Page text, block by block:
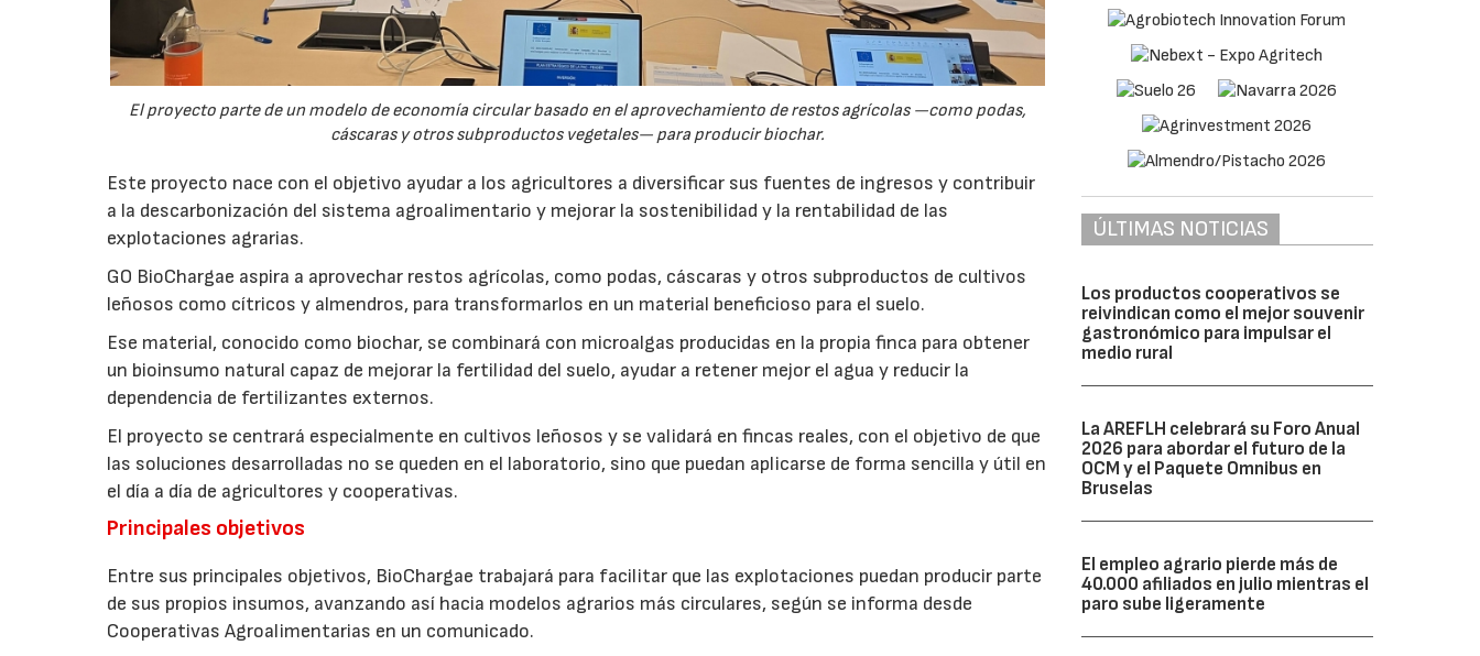
El proyecto parte de un modelo de economía circular basado en el aprovechamiento de restos agrícolas —como podas,
cáscaras y otros subproductos vegetales— para producir biochar.
Este proyecto nace con el objetivo ayudar a los agricultores a diversificar sus fuentes de ingresos y contribuir
a la descarbonización del sistema agroalimentario y mejorar la sostenibilidad y la rentabilidad de las
explotaciones agrarias.
GO BioChargae aspira a aprovechar restos agrícolas, como podas, cáscaras y otros subproductos de cultivos
leñosos como cítricos y almendros, para transformarlos en un material beneficioso para el suelo.
Ese material, conocido como biochar, se combinará con microalgas producidas en la propia finca para obtener
un bioinsumo natural capaz de mejorar la fertilidad del suelo, ayudar a retener mejor el agua y reducir la
dependencia de fertilizantes externos.
El proyecto se centrará especialmente en cultivos leñosos y se validará en fincas reales, con el objetivo de que
las soluciones desarrolladas no se queden en el laboratorio, sino que puedan aplicarse de forma sencilla y útil en
el día a día de agricultores y cooperativas.
Principales objetivos
Entre sus principales objetivos, BioChargae trabajará para facilitar que las explotaciones puedan producir parte
de sus propios insumos, avanzando así hacia modelos agrarios más circulares, según se informa desde
Cooperativas Agroalimentarias en un comunicado.
ÚLTIMAS NOTICIAS
Los productos cooperativos se
reivindican como el mejor souvenir
gastronómico para impulsar el
medio rural
La AREFLH celebrará su Foro Anual
2026 para abordar el futuro de la
OCM y el Paquete Omnibus en
Bruselas
El empleo agrario pierde más de
40.000 afiliados en julio mientras el
paro sube ligeramente